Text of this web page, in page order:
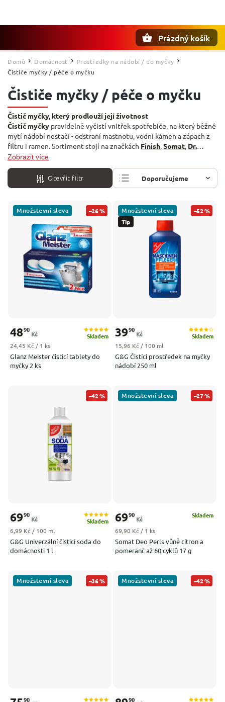
Prázdný košík
Domů / Domácnost / Prostředky na nádobí / do myčky /
Čističe myčky / péče o myčku
Čističe myčky / péče o myčku
Čistič myčky, který prodlouží její životnost
Čistič myčky pravidelně vyčistí vnitřek spotřebiče, na který běžné
mytí nádobí nestačí - odstraní mastnotu, vodní kámen a zápach z
filtru i ramen. Sortiment stojí na značkách Finish,Somat, Dr.
Beckmann,Frosch
tekutých čističů přes tablety po čisticí kapsle. Aplikuje se obvykle
do prázdné myčky při horkém programu.
Zobrazit více
Doporučujeme
Nejdražší
Nejprodávanější
Abecedně
Otevřít filtr
Množstevní sleva –26 %
Glanz Meister čistící tablety do
myčky 2 ks
Skladem
4890
Kč
Měrná cena:
24,45 Kč / 1 ks
Tip
Množstevní sleva –52 %
G&G Čistící prostředek na myčky
nádobí 250 ml
Skladem
3990
Kč
Měrná cena:
15,96 Kč / 100 ml
–42 %
G&G Univerzální čisticí soda do
domácnosti 1 l
Skladem
6990
Kč
Měrná cena:
6,99 Kč / 100 ml
Množstevní sleva –27 %
Somat Deo Perls vůně citron a
pomeranč až 60 cyklů 17 g
Skladem
6990
Kč
Měrná cena:
69,90 Kč / 1 ks
Množstevní sleva –36 %
90
Množstevní sleva –42 %
90